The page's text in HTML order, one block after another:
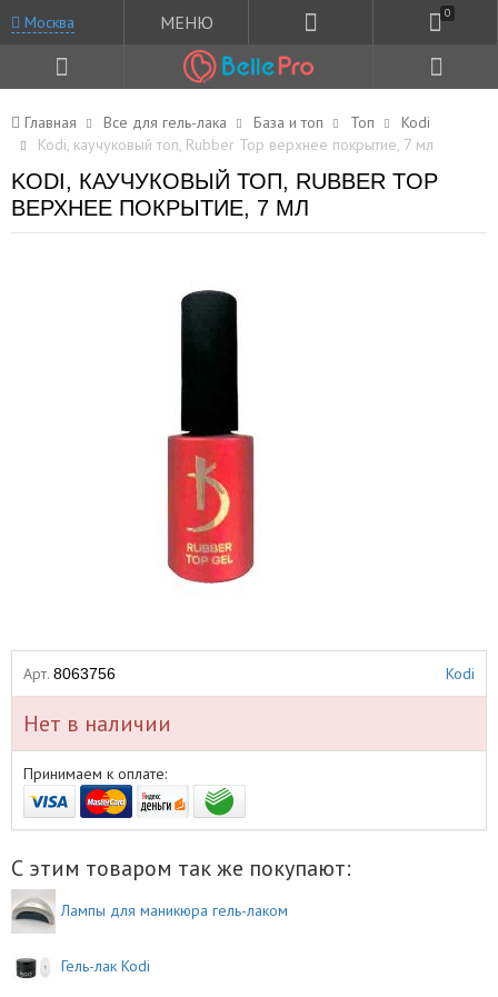
Москва МЕНЮ 0
Главная Все для гель-лака База и топ Топ
Kodi
Kodi, каучуковый топ, Rubber Top верхнее покрытие, 7 мл
KODI, КАУЧУКОВЫЙ ТОП, RUBBER TOP
ВЕРХНЕЕ ПОКРЫТИЕ, 7 МЛ
Арт. 8063756 Kodi
Нет в наличии
Принимаем к оплате:
С этим товаром так же покупают:
Лампы для маникюра гель-лаком
Гель-лак Kodi